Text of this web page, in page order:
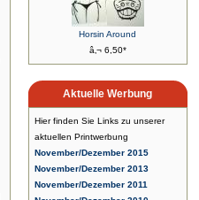
Horsin Around
â‚¬ 6,50*
Aktuelle Werbung
Hier finden Sie Links zu unserer
aktuellen Printwerbung
November/Dezember 2015
November/Dezember 2013
November/Dezember 2011